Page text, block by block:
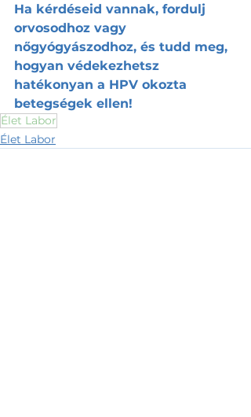
Ha kérdéseid vannak, fordulj
orvosodhoz vagy
nőgyógyászodhoz, és tudd meg,
hogyan védekezhetsz
hatékonyan a HPV okozta
betegségek ellen!
Élet Labor
Élet Labor